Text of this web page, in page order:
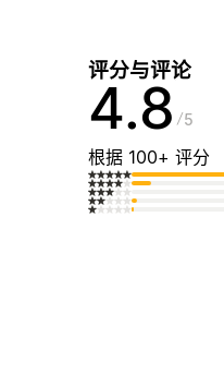
评分与评论
4.8 5
根据 100+ 评分